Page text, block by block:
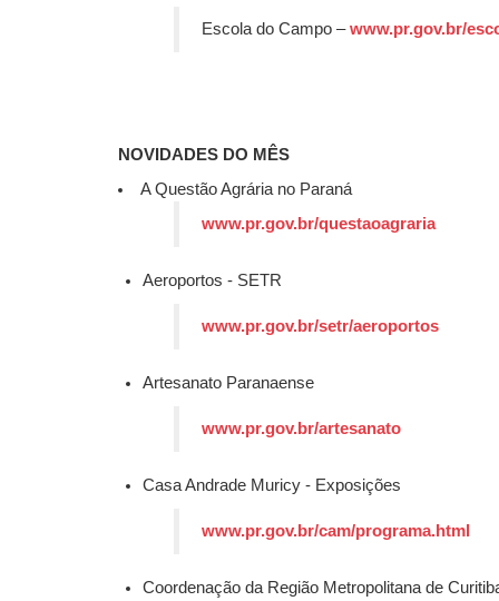
Escola do Campo –www.pr.gov.br/
NOVIDADES DO MÊS
A Questão Agrária no Paraná
www.pr.gov.br/questaoagraria
Aeroportos - SETR
www.pr.gov.br/setr/aeroportos
Artesanato Paranaense
www.pr.gov.br/artesanato
Casa Andrade Muricy - Exposições
www.pr.gov.br/cam/programa.html
Coordenação da Região Metropolitana de